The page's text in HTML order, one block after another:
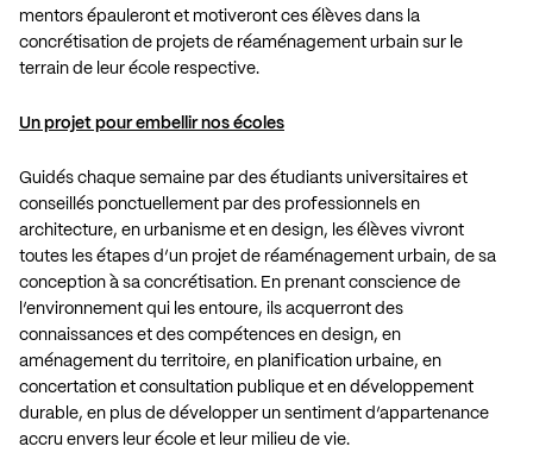
mentors épauleront et motiveront ces élèves dans la
concrétisation de projets de réaménagement urbain sur le
terrain de leur école respective.
Un projet pour embellir nos écoles
Guidés chaque semaine par des étudiants universitaires et
conseillés ponctuellement par des professionnels en
architecture, en urbanisme et en design, les élèves vivront
toutes les étapes d’un projet de réaménagement urbain, de sa
conception à sa concrétisation. En prenant conscience de
l’environnement qui les entoure, ils acquerront des
connaissances et des compétences en design, en
aménagement du territoire, en planification urbaine, en
concertation et consultation publique et en développement
durable, en plus de développer un sentiment d’appartenance
accru envers leur école et leur milieu de vie.